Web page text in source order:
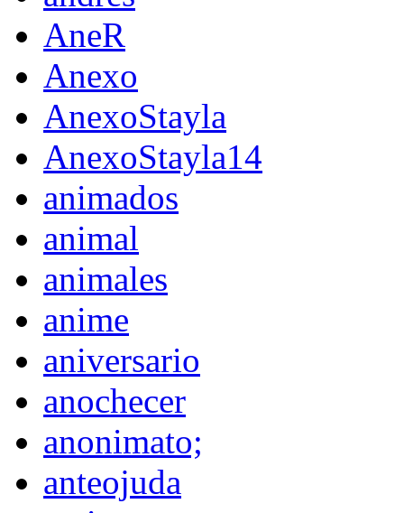
AneR
Anexo
AnexoStayla
AnexoStayla14
animados
animal
animales
anime
aniversario
anochecer
anonimato;
anteojuda